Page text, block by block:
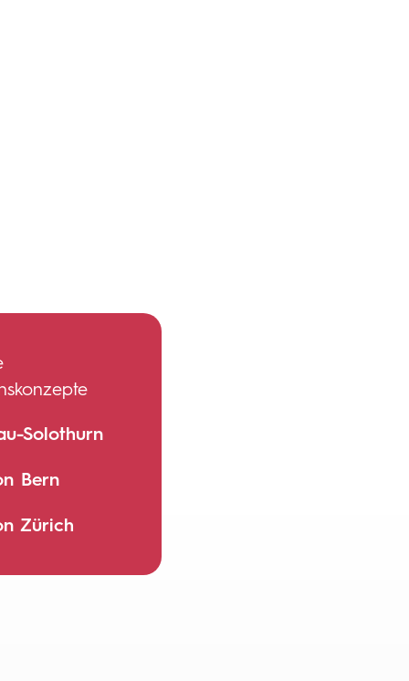
Solothurn
Bern
Zürich